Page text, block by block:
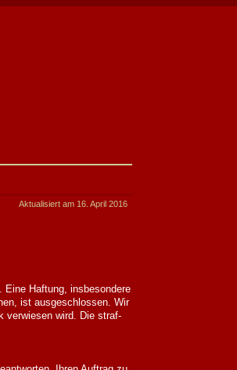
Aktualisiert am 16. April 2016
Eine Haftung, insbesondere
ist ausgeschlossen. Wir
verwiesen wird. Die straf-